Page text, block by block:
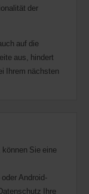
der
auf die
aus, hindert
Ihrem nächsten
Sie eine
Android-
Ihre